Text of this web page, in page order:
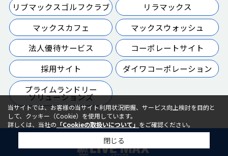
リブマックスゴルフクラブ
リラマックス
マックスカフェ
マックスウォッシュ
法人優待サービス
コーポレートサイト
採用サイト
ダイワコーポレーション
プライムランドリー
ソリューションズ
当サイトでは、お客様の当サイト利用状況把握、サービス向上検討を目的と
して、クッキー（Cookie）を使用しています。
詳しくは、当社の 「Cookieの取扱いについて」 をご確認ください。
閉じる